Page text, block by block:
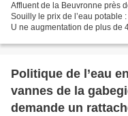
Affluent de la Beuvronne près
Souilly le prix de l’eau potable
U ne augmentation de plus de
Politique de l’eau
vannes de la
demande un